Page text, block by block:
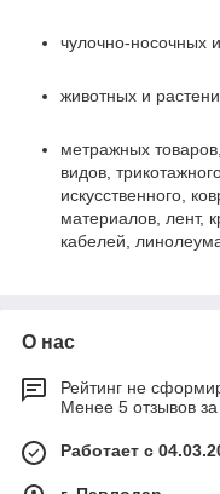
чулочно-носочных
животных и
метражных
видов,
искусственного,
материалов, лент,
кабелей,
О нас
Рейтинг не
Менее 5 отзывов
Работает с